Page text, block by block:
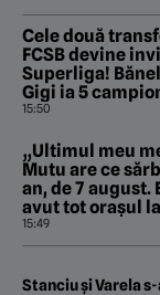
Cele două
FCSB devine
Superliga!
Gigi ia 5
doi”
15:50
„Ultimul meu
Mutu are ce
an, de 7 august.
avut tot orașul
15:49
Stanciu și Varela